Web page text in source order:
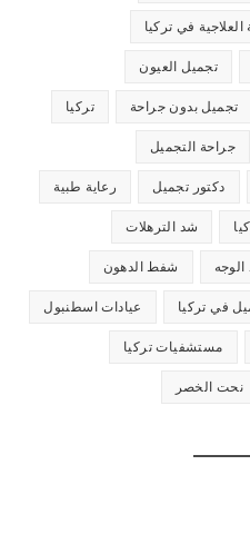
العلاجية في تركيا
تجميل العيون
تجميل بدون جراحة تركيا
جراحة التجميل
دكتور تجميل رعاية طبية
شد الترهلات
شفط الدهون
في تركيا عيادات اسطنبول
مستشفيات تركيا
نحت الخصر